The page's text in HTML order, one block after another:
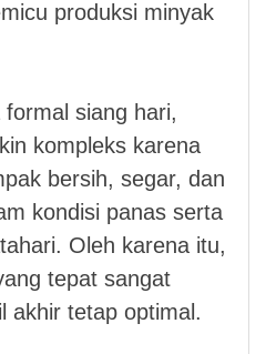
produksi minyak
siang hari,
kompleks karena
bersih, segar, dan
kondisi panas serta
Oleh karena itu,
tepat sangat
akhir tetap optimal.